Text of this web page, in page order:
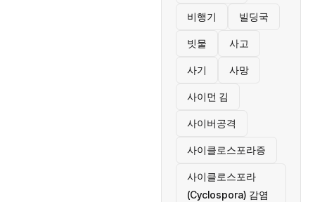
비행기 빌딩국
빗물 사고
사기 사망
사이먼 김
사이버공격
사이클로스포라증
사이클로스포라
(Cyclospora) 감염